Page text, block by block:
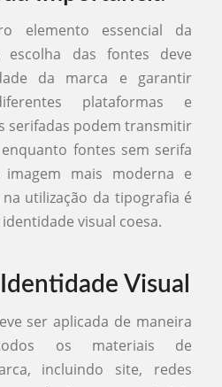
elemento essencial da
escolha das fontes deve
da marca e garantir
plataformas e
serifadas podem transmitir
fontes sem serifa
mais moderna e
utilização da tipografia é
visual coesa.
Visual
ser aplicada de maneira
os materiais de
incluindo site, redes